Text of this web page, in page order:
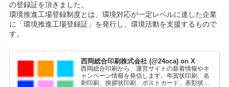
の登録証を頂きました。
環境推進工場登録制度とは、環境対応が一定レベルに達した企業
に「環境推進工場登録証」を発行し、環境活動を支援するもので
す。
西岡総合印刷株式会社 (@24oca) on X
西岡総合印刷から、運営サイトの新着情報やキ
ャンペーン情報を発信します。年賀状印刷、名
刺印刷、挨拶状印刷、ポストカード、表彰状印